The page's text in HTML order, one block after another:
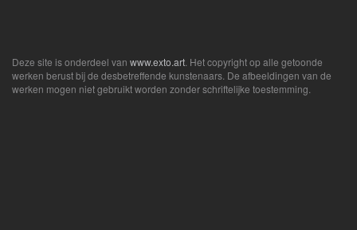
Deze site is onderdeel van www.exto.art . Het copyright op alle getoonde
werken berust bij de desbetreffende kunstenaars. De afbeeldingen van de
werken mogen niet gebruikt worden zonder schriftelijke toestemming.